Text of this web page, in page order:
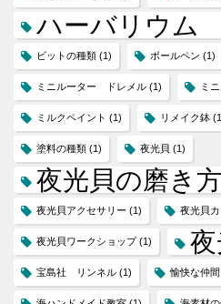
ハーバリウ
ビットの種類 (1) ボールペン (1)
ミニルーター ドレメル (1) ミ
ミルクペイント (1) リメイク鉢
塗料の種類 (1) 夜光貝 (1)
夜光貝の磨き方
夜光貝アクセサリー (1) 夜光貝
夜光貝ワークショップ(1)
宝島社 リンネル (1) 愉快な仲間